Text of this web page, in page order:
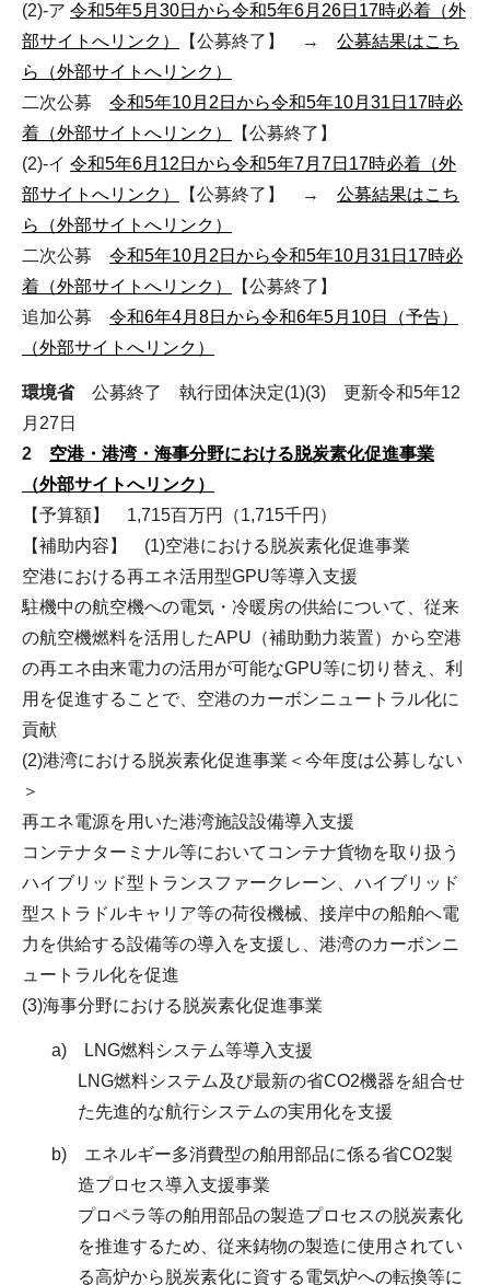
(2)-ア 令和5年5月30日から令和5年6月26日17時必着（外
部サイトへリンク）
【公募終了】 → 公募結果はこち
ら（外部サイトへリンク）
二次公募 令和5年10月2日から令和5年10月31日17時必
着（外部サイトへリンク）
【公募終了】
(2)-イ 令和5年6月12日から令和5年7月7日17時必着（外
部サイトへリンク）
【公募終了】 → 公募結果はこち
ら（外部サイトへリンク）
二次公募 令和5年10月2日から令和5年10月31日17時必
着（外部サイトへリンク）
【公募終了】
追加公募 令和6年4月8日から令和6年5月10日（予告）
（外部サイトへリンク）
環境省公募終了 執行団体決定(1)(3) 更新令和5年12
月27日
2 空港・港湾・海事分野における脱炭素化促進事業
（外部サイトへリンク）
【予算額】 1,715百万円（1,715千円）
【補助内容】 (1)空港における脱炭素化促進事業
空港における再エネ活用型GPU等導入支援
駐機中の航空機への電気・冷暖房の供給について、従来
の航空機燃料を活用したAPU（補助動力装置）から空港
の再エネ由来電力の活用が可能なGPU等に切り替え、利
用を促進することで、空港のカーボンニュートラル化に
貢献
(2)港湾における脱炭素化促進事業＜今年度は公募しない
＞
再エネ電源を用いた港湾施設設備導入支援
コンテナターミナル等においてコンテナ貨物を取り扱う
ハイブリッド型トランスファークレーン、ハイブリッド
型ストラドルキャリア等の荷役機械、接岸中の船舶へ電
力を供給する設備等の導入を支援し、港湾のカーボンニ
ュートラル化を促進
(3)海事分野における脱炭素化促進事業
a) LNG燃料システム等導入支援
LNG燃料システム及び最新の省CO2機器を組合せ
た先進的な航行システムの実用化を支援
b) エネルギー多消費型の舶用部品に係る省CO2製
造プロセス導入支援事業
プロペラ等の舶用部品の製造プロセスの脱炭素化
を推進するため、従来鋳物の製造に使用されてい
る高炉から脱炭素化に資する電気炉への転換等に